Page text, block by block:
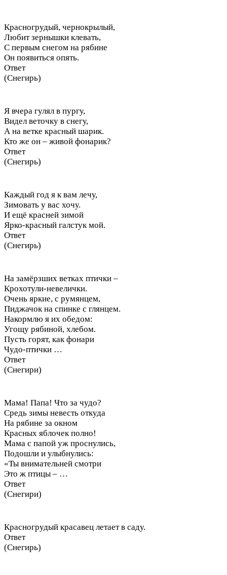
Красногрудый, чернокрылый,
Любит зернышки клевать,
С первым снегом на рябине
Он появиться опять.
Ответ
(Снегирь)
Я вчера гулял в пургу,
Видел веточку в снегу,
А на ветке красный шарик.
Кто же он – живой фонарик?
Ответ
(Снегирь)
Каждый год я к вам лечу,
Зимовать у вас хочу.
И ещё красней зимой
Ярко-красный галстук мой.
Ответ
(Снегирь)
На замёрзших ветках птички –
Крохотули-невелички.
Очень яркие, с румянцем,
Пиджачок на спинке с глянцем.
Накормлю я их обедом:
Угощу рябиной, хлебом.
Пусть горят, как фонари
Чудо-птички …
Ответ
(Снегири)
Мама! Папа! Что за чудо?
Средь зимы невесть откуда
На рябине за окном
Красных яблочек полно!
Мама с папой уж проснулись,
Подошли и улыбнулись:
«Ты внимательней смотри
Это ж птицы – …
Ответ
(Снегири)
Красногрудый красавец летает в саду.
Ответ
(Снегирь)